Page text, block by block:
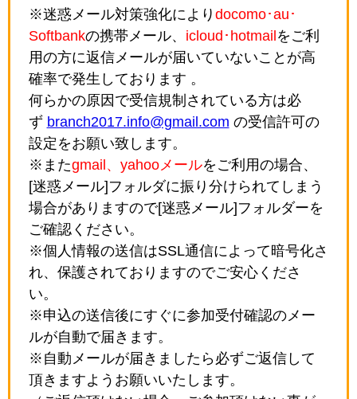
※迷惑メール対策強化により docomo･au･
Softbankの携帯メール、 icloud･hotmail をご利
用の方に返信メールが届いていないことが高
確率で発生しております 。
何らかの原因で受信規制されている方は必
ず branch2017.info@gmail.com の受信許可の
設定をお願い致します。
※またgmail、yahooメールをご利用の場合、
[迷惑メール]フォルダに振り分けられてしまう
場合がありますので[迷惑メール]フォルダーを
ご確認ください。
※個人情報の送信はSSL通信によって暗号化さ
れ、保護されておりますのでご安心くださ
い。
※申込の送信後にすぐに参加受付確認のメー
ルが自動で届きます。
※自動メールが届きましたら必ずご返信して
頂きますようお願いいたします。